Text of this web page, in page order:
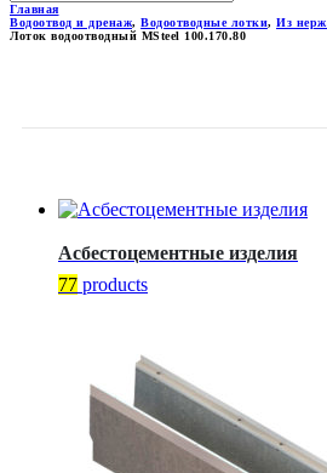
Главная
Водоотвод и дренаж, Водоотводные лотки, Из
Лоток водоотводный MSteel 100.170.80
Асбестоцементные изделия
77 products